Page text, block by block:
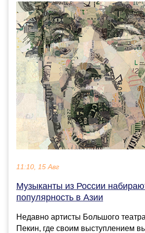
11:10, 15 Авг
Музыканты из России
популярность в Азии
Недавно артисты Большого
Пекин, где своим выступлением